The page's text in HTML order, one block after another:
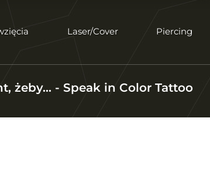
Laser/Cover Piercing
żeby... - Speak in Color Tattoo